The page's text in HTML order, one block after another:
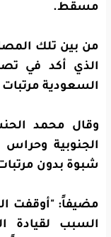
مسقط.
من بين تلك
الذي أكد في
السعودية
وقال محمد
الجنوبية وحراس
شبوة بدون
مضيفاً: "أوقفت
السبب لقيادة